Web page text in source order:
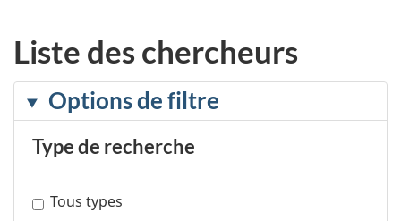
Liste des chercheurs
Options de filtre
Type de recherche
Tous types